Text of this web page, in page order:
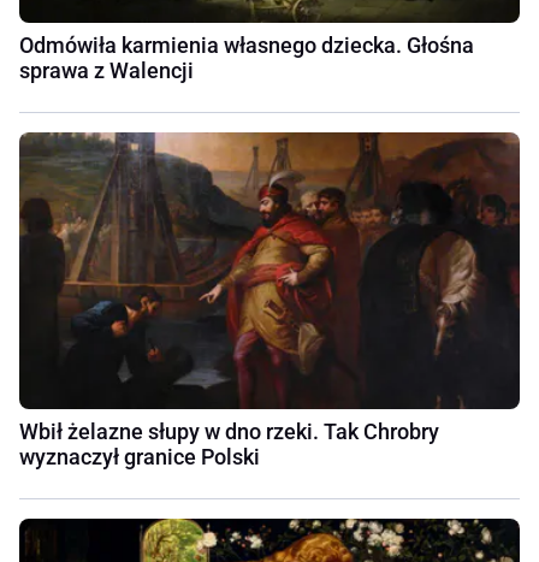
Odmówiła karmienia własnego dziecka. Głośna
sprawa z Walencji
Wbił żelazne słupy w dno rzeki. Tak Chrobry
wyznaczył granice Polski